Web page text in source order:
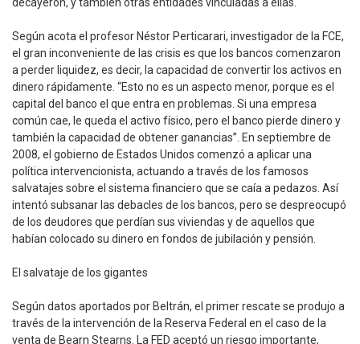
Según acota el profesor Néstor Perticarari, investigador de la FCE,
el gran inconveniente de las crisis es que los bancos comenzaron
a perder liquidez, es decir, la capacidad de convertir los activos en
dinero rápidamente. “Esto no es un aspecto menor, porque es el
capital del banco el que entra en problemas. Si una empresa
común cae, le queda el activo físico, pero el banco pierde dinero y
también la capacidad de obtener ganancias”. En septiembre de
2008, el gobierno de Estados Unidos comenzó a aplicar una
política intervencionista, actuando a través de los famosos
salvatajes sobre el sistema financiero que se caía a pedazos. Así
intentó subsanar las debacles de los bancos, pero se despreocupó
de los deudores que perdían sus viviendas y de aquellos que
habían colocado su dinero en fondos de jubilación y pensión.
El salvataje de los gigantes
Según datos aportados por Beltrán, el primer rescate se produjo a
través de la intervención de la Reserva Federal en el caso de la
venta de Bearn Stearns. La FED aceptó un riesgo importante,